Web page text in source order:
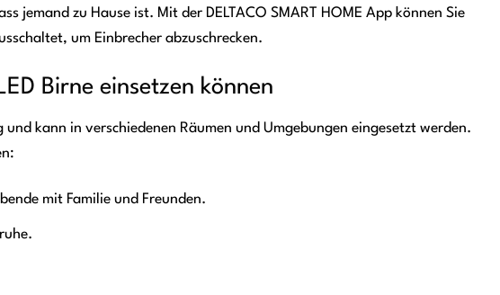
jemand zu Hause ist. Mit der DELTACO SMART HOME App können Sie
um Einbrecher abzuschrecken.
Birne einsetzen können
kann in verschiedenen Räumen und Umgebungen eingesetzt werden.
mit Familie und Freunden.